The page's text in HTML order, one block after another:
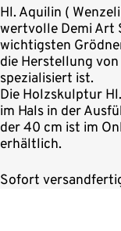
Hl. Aquilin (
wertvolle Demi Art
wichtigsten
die Herstellung
spezialisiert ist.
Die Holzskulptur
im Hals in der
der 40 cm ist im
erhältlich.
Sofort